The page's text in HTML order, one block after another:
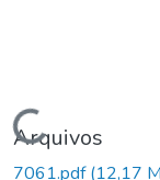
Carregando...
Arquivos
7061.pdf(12,17